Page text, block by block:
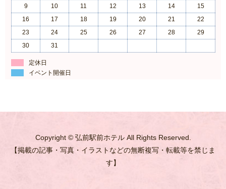
9
10 11 12 13 14
15
16
17 18 19 20 21
22
23
24 25 26 27 28
29
30
31
定休日
イベント開催日
Copyright © 弘前駅前ホテル All Rights Reserved.
【掲載の記事・写真・イラストなどの無断複写・転載等を禁じま
す】